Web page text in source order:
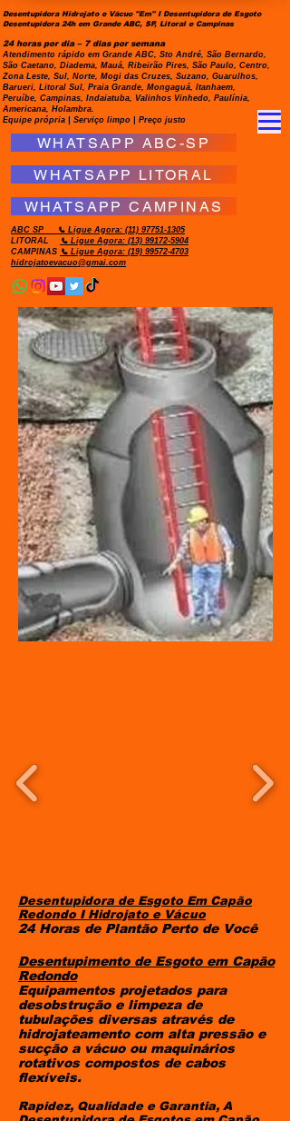
Desentupidora Hidrojato e Vácuo "Em" I Desentupidora de Esgoto
Desentupidora 24h em Grande ABC, SP, Litoral e Campinas
24 horas por dia – 7 dias por semana
Atendimento rápido em Grande ABC, Sto André, São Bernardo,
São Caetano, Diadema, Mauá, Ribeirão Pires, São Paulo, Centro,
Zona Leste, Sul, Norte, Mogi das Cruzes, Suzano, Guarulhos,
Barueri, Litoral Sul, Praia Grande, Mongaguá, Itanhaem,
Peruíbe, Campinas, Indaiatuba, Valinhos Vinhedo, Paulínia,
Americana, Holambra.
Equipe própria | Serviço limpo | Preço justo
WHATSAPP ABC-SP
WHATSAPP LITORAL
WHATSAPP CAMPINAS
ABC SP 📞 Ligue Agora: (11) 97751-1305
LITORAL
📞 Ligue Agora: (13) 99172-5904
CAMPINAS 📞 Ligue Agora: (19) 99572-4703
hidrojatoevacuo@gmai.com
Desentupidora de Esgoto Em Capão
Redondo I Hidrojato e Vácuo
24 Horas de Plantão Perto de Você
Desentupimento de Esgoto em Capão
Redondo
Equipamentos projetados para
desobstrução e limpeza de
tubulações diversas através de
hidrojateamento com alta pressão e
sucção a vácuo ou maquinários
rotativos compostos de cabos
flexíveis.
Rapidez, Qualidade e Garantia, A